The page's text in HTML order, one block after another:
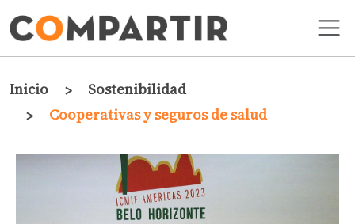
Ruta de navegación
Inicio
Sostenibilidad
Cooperativas y seguros de salud